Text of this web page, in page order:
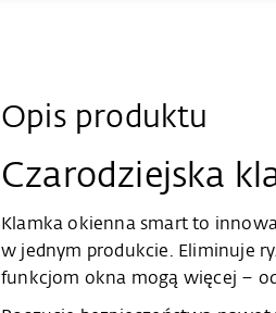
Opis produktu
Czarodziejska
Klamka okienna smart to
w jednym produkcie. Eliminuje
funkcjom okna mogą więcej –